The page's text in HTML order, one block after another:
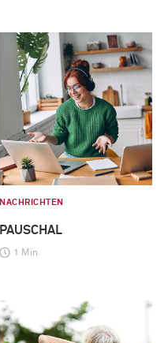
NACHRICHTEN
PAUSCHAL
1 Min